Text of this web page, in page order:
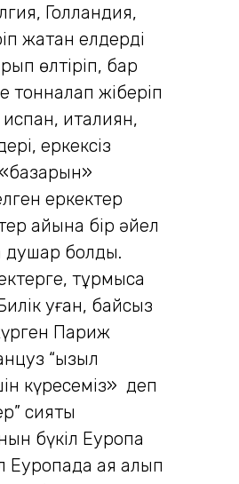
Голландия,
жатқан елдерді
өлтіріп, бар
тонналап жіберіп
испан, италиян,
еркексіз
«базарын»
еркектер
айына бір әйел
душар болды.
тұрмысқа
қуған, байсыз
Париж
“қызыл
күресеміз» деп
сияқты
бүкіл Еуропа
Еуропада аяқ алып